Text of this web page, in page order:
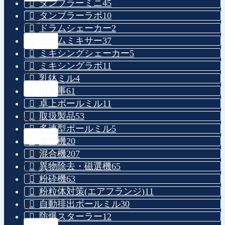
部署名
役職
*御名前
※姓名間に
は空白をお
願いしま
す。
*〒
タンブラーミニ45
タンブラーラボ10
ドラムシェーカー2
ドラムミキサー37
ミキシングシェーカー5
ミキシングラボ11
乳鉢ミル4
出来事61
卓上ボールミル11
取扱製品53
多連型ボールミル5
攪拌機20
混合機207
異物除去・磁選機65
粉砕機63
粉粒体対策(エアフランジ)11
自動排出ボールミル30
防爆スターラー12